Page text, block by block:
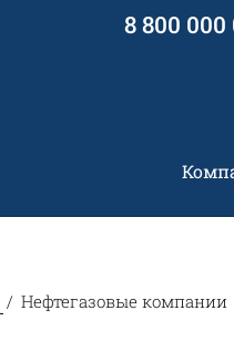
8 800 000
Нефтегазовые компании